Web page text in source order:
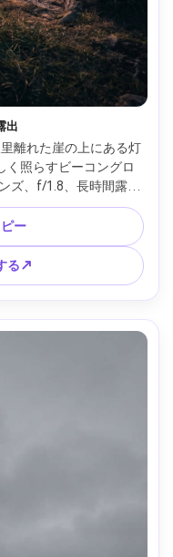
出
離れた崖の上にある灯
く照らすビーコングロ
ズ、f/1.8、長時間露出
リアルな空、クールな
プな前景テクスチャ --
ー
る↗